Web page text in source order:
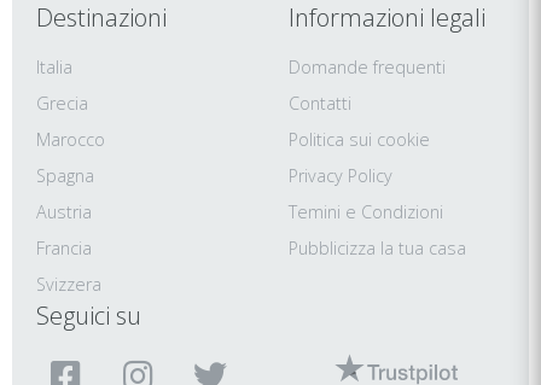
Destinazioni
Italia
Grecia
Marocco
Spagna
Austria
Francia
Svizzera
Informazioni legali
Domande frequenti
Contatti
Politica sui cookie
Privacy Policy
Temini e Condizioni
Pubblicizza la tua casa
Seguici su